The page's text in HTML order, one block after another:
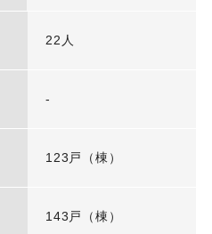
22人
-
123戸（棟）
143戸（棟）